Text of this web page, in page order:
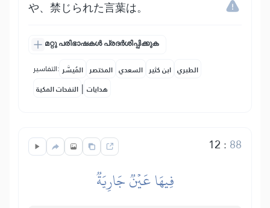
や、禁じられた言葉は。
മറ്റു പരിഭാഷകൾ പ്രദർശിപ്പിക്കുക
التفاسير: المُيسَّر المختصر السعدي ابن كثير الطبري
النفحات المكية | هدايات
12 : 88
فِيهَا عَيۡنٞ جَارِيَةٞ